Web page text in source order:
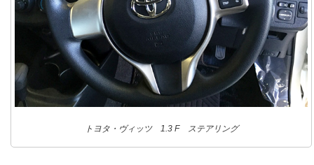
トヨタ・ヴィッツ 1.3 F ステアリング